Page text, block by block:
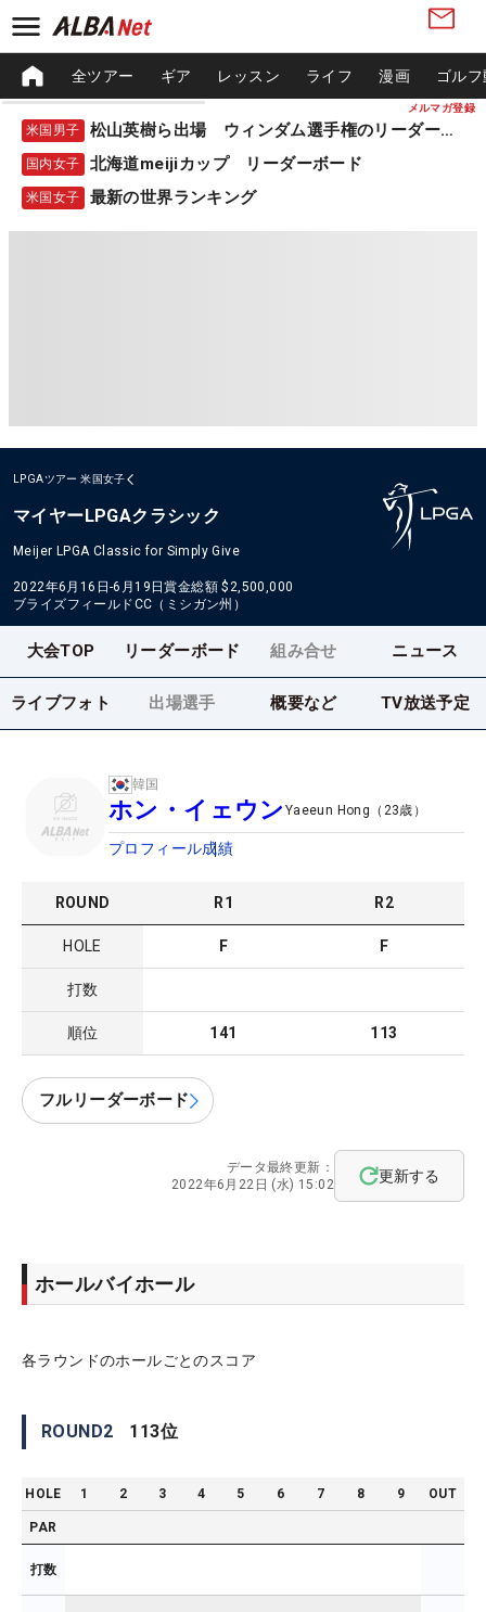
メルマガ登録
全ツアー ギア レッスン ライフ 漫画 ゴル
米国男子 松山英樹ら出場 ウィンダム選手権のリーダーボード
国内女子 北海道meijiカップ リーダーボード
米国女子 最新の世界ランキング
LPGAツアー 米国女子
マイヤーLPGAクラシック
Meijer LPGA Classic for Simply Give
2022年6月16日-6月19日賞金総額 $2,500,000
ブライズフィールドCC（ミシガン州）
大会TOP リーダーボード 組み合せ ニュース
ライブフォト 出場選手 概要など TV放送予定
韓国
ホン・イェウン Yaeeun Hong （ 23歳）
プロフィール成績
ROUND R1 R2
HOLE F F
打数
順位 141 113
フルリーダーボード
データ最終更新：
2022年6月22日 (水) 15:02
更新する
ホールバイホール
各ラウンドのホールごとのスコア
ROUND2 113位
HOLE 1 2 3 4 5 6 7 8 9 OUT
PAR
打数